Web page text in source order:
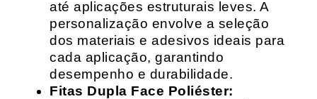
até aplicações estruturais leves. A
personalização envolve a seleção
dos materiais e adesivos ideais para
cada aplicação, garantindo
desempenho e durabilidade.
Fitas Dupla Face Poliéster: